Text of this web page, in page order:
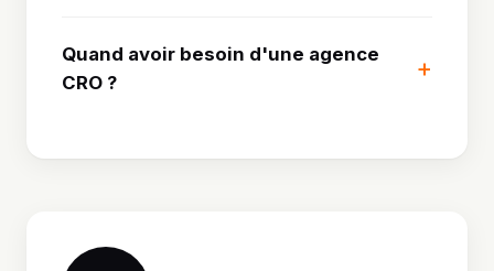
Quand avoir besoin d'une agence
CRO ?